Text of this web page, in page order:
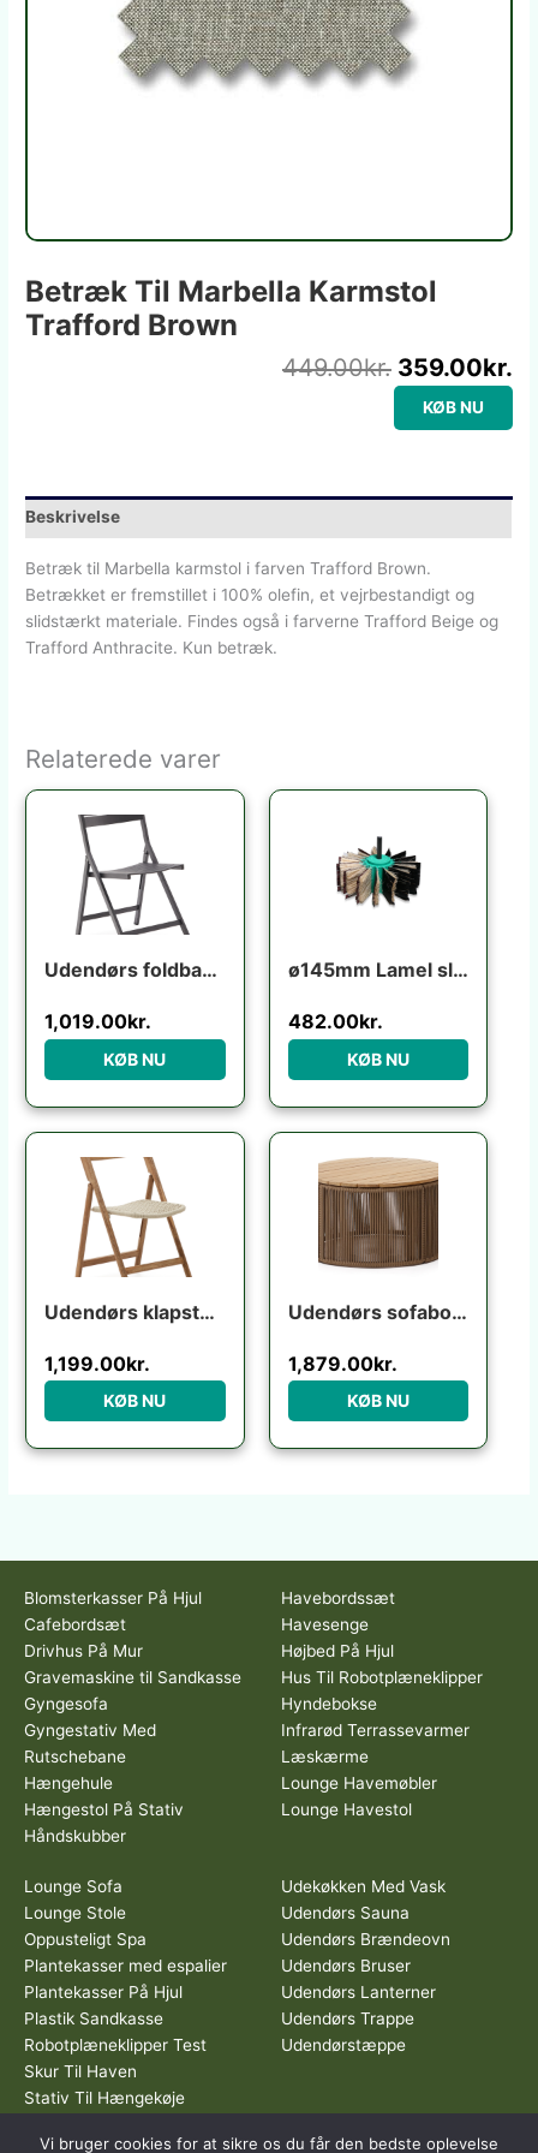
Betræk Til Marbella Karmstol
Trafford Brown
449.00kr. 359.00kr.
KØB NU
Beskrivelse
Betræk til Marbella karmstol i farven Trafford Brown.
Betrækket er fremstillet i 100% olefin, et vejrbestandigt og
slidstærkt materiale. Findes også i farverne Trafford Beige og
Trafford Anthracite. Kun betræk.
Relaterede varer
Udendørs foldbar klapstol Kave Home Torreta grafit aluminium med fodstøtte UV-modstandsdygtig
1,019.00kr.
KØB NU
ø145mm Lamel slibebørste til boremaskine
482.00kr.
KØB NU
Udendørs klapstol Kave Home Dandara foldbar havestol i FSC akacietræ beige
1,199.00kr.
KØB NU
Udendørs sofabord Kave Home Dandara Ø70 x H40 cm stål/akaciatræ rustik
1,879.00kr.
KØB NU
Blomsterkasser På Hjul
Cafebordsæt
Drivhus På Mur
Gravemaskine til Sandkasse
Gyngesofa
Gyngestativ Med
Rutschebane
Hængehule
Hængestol På Stativ
Håndskubber
Havebordssæt
Havesenge
Højbed På Hjul
Hus Til Robotplæneklipper
Hyndebokse
Infrarød Terrassevarmer
Læskærme
Lounge Havemøbler
Lounge Havestol
Lounge Sofa
Lounge Stole
Oppusteligt Spa
Plantekasser med espalier
Plantekasser På Hjul
Plastik Sandkasse
Robotplæneklipper Test
Skur Til Haven
Stativ Til Hængekøje
Udekøkken Med Vask
Udendørs Sauna
Udendørs Brændeovn
Udendørs Bruser
Udendørs Lanterner
Udendørs Trappe
Udendørstæppe
Vi bruger cookies for at sikre os du får den bedste oplevelse